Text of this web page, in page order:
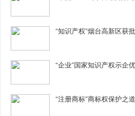
“知识产权”烟台高新区获
“企业”国家知识产权示企
“注册商标”商标权保护之道